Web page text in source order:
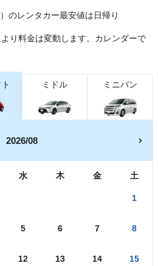
のレンタカー最安値は日帰り
り料金は変動します。カレンダーで
ミドル ミニバン
2026/08
水 木 金 土
1
5 6 7 8
12 13 14 15